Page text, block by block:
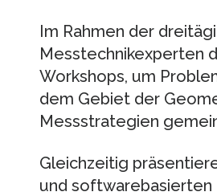
Im Rahmen der
Messtechnikexperten
Workshops, um
dem Gebiet der
Messstrategien
Gleichzeitig
und softwarebasierten